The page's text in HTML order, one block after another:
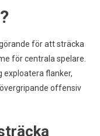
för att sträcka
för centrala spelare.
flanker,
offensiv